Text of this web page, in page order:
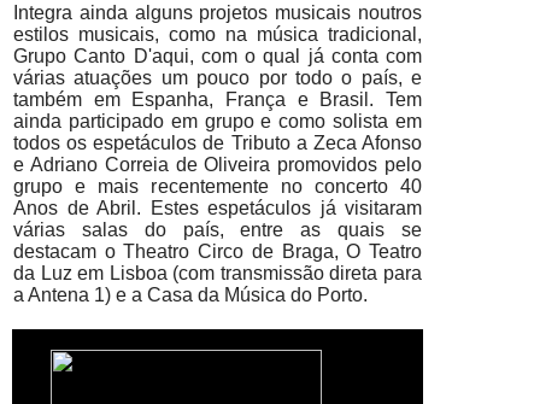
Integra ainda alguns projetos musicais noutros
estilos musicais, como na música tradicional,
Grupo Canto D'aqui, com o qual já conta com
várias atuações um pouco por todo o país, e
também em Espanha, França e Brasil. Tem
ainda participado em grupo e como solista em
todos os espetáculos de Tributo a Zeca Afonso
e Adriano Correia de Oliveira promovidos pelo
grupo e mais recentemente no concerto 40
Anos de Abril. Estes espetáculos já visitaram
várias salas do país, entre as quais se
destacam o Theatro Circo de Braga, O Teatro
da Luz em Lisboa (com transmissão direta para
a Antena 1) e a Casa da Música do Porto.